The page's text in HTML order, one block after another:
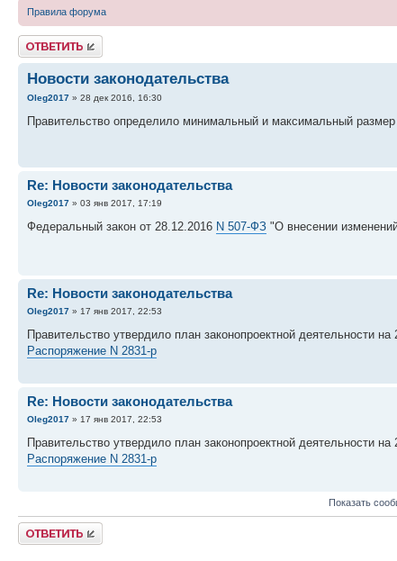
Правила форума
Ответить
Новости законодательства
Oleg2017 » 28 дек 2016, 16:30
Правительство определило минимальный и максимальный размер
Re: Новости законодательства
Oleg2017 » 03 янв 2017, 17:19
Федеральный закон от 28.12.2016 N 507-ФЗ "О внесении
Re: Новости законодательства
Oleg2017 » 17 янв 2017, 22:53
Правительство утвердило план законопроектной деятельности на
Распоряжение N 2831-р
Re: Новости законодательства
Oleg2017 » 17 янв 2017, 22:53
Правительство утвердило план законопроектной деятельности на
Распоряжение N 2831-р
Показать
Ответить